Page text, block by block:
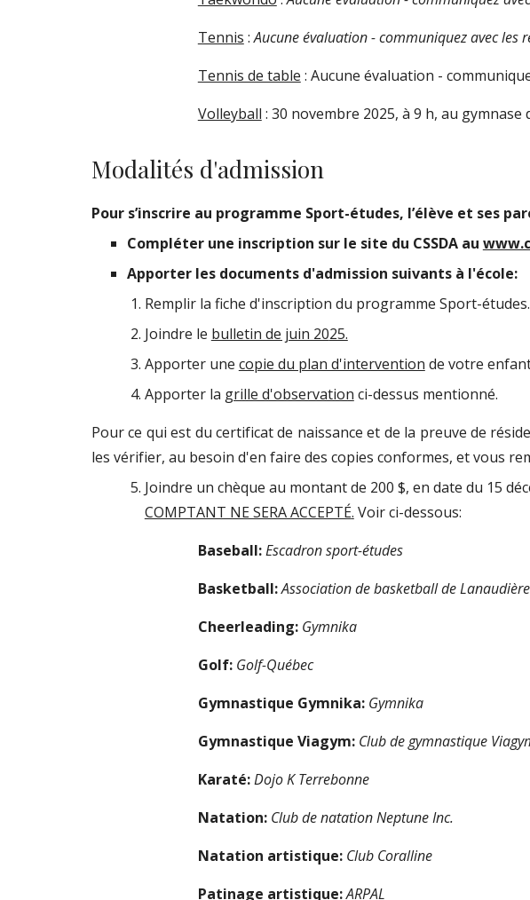
Tennis :Aucune évaluation - communiquez avec les
Tennis de table : Aucune évaluation -
Volleyball : 30 novembre 2025, à 9 h, au
Modalités d'admission
Pour s’inscrire au programme Sport-études, l’élève et ses
Compléter une inscription sur le site du CSSDAau
Apporter les documents d'admission suivants à l'école:
Remplir la fiche d'inscription du programme Sport-
Joindre le bulletin de juin 2025.
Apporter une copie du plan d'intervention de votre
Apporter la grille d'observation ci-dessus mentionné.
Pour ce qui est du certificat de naissance et de la preuve de
les vérifier, au besoin d'en faire des copies conformes, et vous
Joindre un chèque au montant de 200 $, en date du 15
COMPTANT NE SERA ACCEPTÉ. Voir ci-dessous:
Baseball:Escadron sport-études
Basketball:Association de basketball de Lanaudière
Cheerleading: Gymnika
Golf: Golf-Québec
Gymnastique Gymnika:Gymnika
Gymnastique Viagym: Club de gymnastique
Karaté:Dojo K Terrebonne
Natation: Club de natationNeptune Inc.
Natation artistique: Club Coralline
Patinage artistique:ARPAL